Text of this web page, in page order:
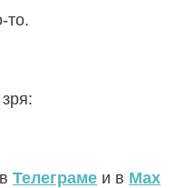
то.
Телеграме и в Max